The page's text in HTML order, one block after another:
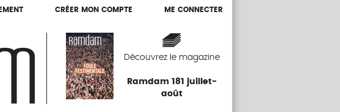
CRÉER MON COMPTE ME CONNECTER
Découvrez le magazine
Ramdam 181 juillet-
août
CRÉER MON COMPTE ME CONNECTER
JEUNE PUBLIC EXPOS